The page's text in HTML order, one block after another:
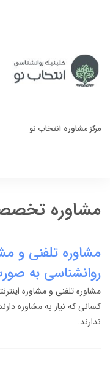
مرکز مشاوره انتخاب نو
مشاوره
مشاوره تلفنی و
روانشناسی به
مشاوره تلفنی و مشاوره
کسانی که نیاز به مشاوره
ندارند.